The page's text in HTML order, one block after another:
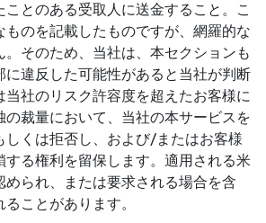
ドウで開きます）
ことのある受取人に送金すること。こ
ものを記載したものですが、網羅的な
。そのため、当社は、本セクションも
に違反した可能性があると当社が判断
当社のリスク許容度を超えたお客様に
の裁量において、当社の本サービスを
しくは拒否し、および/またはお客様
する権利を留保します。適用される米
められ、または要求される場合を含
ことがあります。